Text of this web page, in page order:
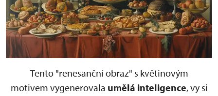
Tento "renesanční obraz" s květinovým
motivem vygenerovala umělá inteligence, vy si